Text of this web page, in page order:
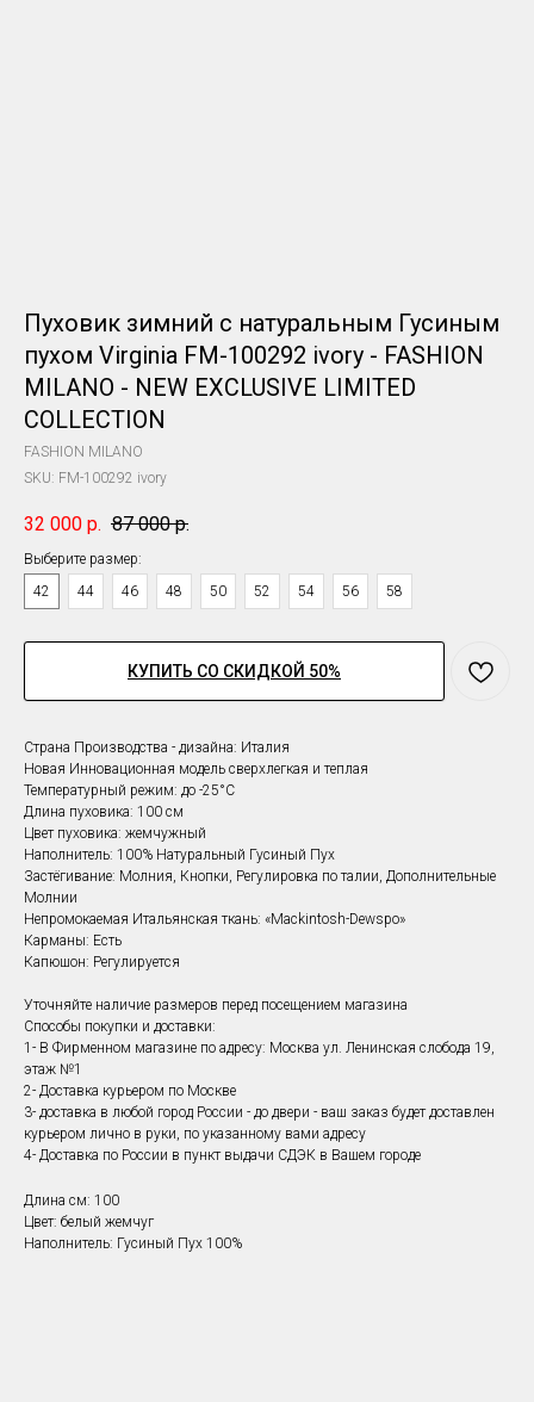
Пуховик зимний с натуральным Гусиным
пухом Virginia FM-100292 ivory - FASHION
MILANO - NEW EXCLUSIVE LIMITED
COLLECTION
FASHION MILANO
SKU: FM-100292 ivory
32 000 р. 87 000 р.
Выберите размер:
42
44 46 48 50 52 54 56 58
КУПИТЬ СО СКИДКОЙ 50%
Страна Производства - дизайна: Италия
Новая Инновационная модель сверхлегкая и теплая
Температурный режим: до -25°С
Длина пуховика: 100 см
Цвет пуховика: жемчужный
Наполнитель: 100% Натуральный Гусиный Пух
Застёгивание: Молния, Кнопки, Регулировка по талии, Дополнительные
Молнии
Непромокаемая Итальянская ткань: «Mackintosh-Dewspo»
Карманы: Есть
Капюшон: Регулируется
Уточняйте наличие размеров перед посещением магазина
Способы покупки и доставки:
1- В Фирменном магазине по адресу: Москва ул. Ленинская слобода 19,
этаж №1
2- Доставка курьером по Москве
3- доставка в любой город России - до двери - ваш заказ будет доставлен
курьером лично в руки, по указанному вами адресу
4- Доставка по России в пункт выдачи СДЭК в Вашем городе
Длина см: 100
Цвет: белый жемчуг
Наполнитель: Гусиный Пух 100%